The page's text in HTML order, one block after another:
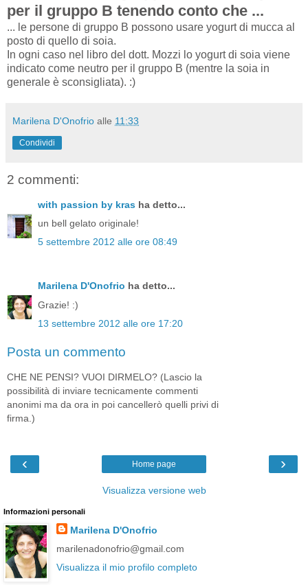
per il gruppo B tenendo conto che ...
... le persone di gruppo B possono usare yogurt di mucca al
posto di quello di soia.
In ogni caso nel libro del dott. Mozzi lo yogurt di soia viene
indicato come neutro per il gruppo B (mentre la soia in
generale è sconsigliata). :)
Marilena D'Onofrio alle 11:33
Condividi
2 commenti:
with passion by kras ha detto...
un bell gelato originale!
5 settembre 2012 alle ore 08:49
Marilena D'Onofrio ha detto...
Grazie! :)
13 settembre 2012 alle ore 17:20
Posta un commento
CHE NE PENSI? VUOI DIRMELO? (Lascio la
possibilità di inviare tecnicamente commenti
anonimi ma da ora in poi cancellerò quelli privi di
firma.)
‹ ›
Home page
Visualizza versione web
Informazioni personali
Marilena D'Onofrio
marilenadonofrio@gmail.com
Visualizza il mio profilo completo